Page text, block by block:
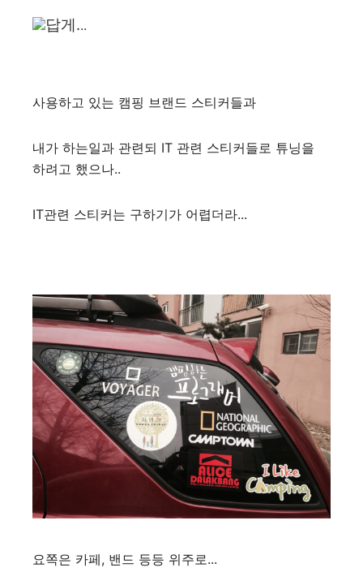
답게...
사용하고 있는 캠핑 브랜드 스티커들과
내가 하는일과 관련되 IT 관련 스티커들로 튜닝을
하려고 했으나..
IT관련 스티커는 구하기가 어렵더라...
요쪽은 카페, 밴드 등등 위주로...​